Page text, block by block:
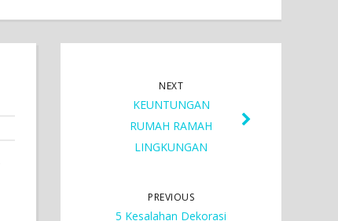
NEXT
KEUNTUNGAN
RUMAH RAMAH
LINGKUNGAN
PREVIOUS
5 Kesalahan Dekorasi